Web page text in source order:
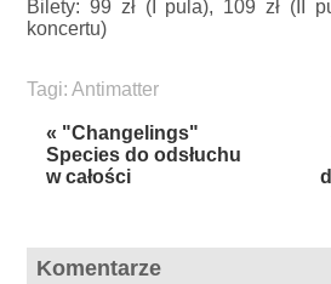
Bilety: 99 zł (I pula), 109 zł (II
koncertu)
Tagi:Antimatter
« "Changelings"
Species do odsłuchu
w całości
Komentarze